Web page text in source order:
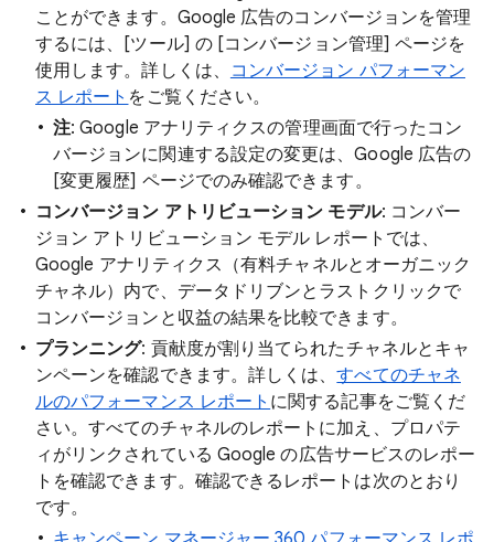
ことができます。Google 広告のコンバージョンを管理
するには、[ツール] の [コンバージョン管理] ページを
使用します。詳しくは、
コンバージョン パフォーマン
ス レポート をご覧ください。
注: Google アナリティクスの管理画面で行ったコン
バージョンに関連する設定の変更は、Google 広告の
[変更履歴] ページでのみ確認できます。
コンバージョン アトリビューション モデル: コンバー
ジョン アトリビューション モデル レポートでは、
Google アナリティクス（有料チャネルとオーガニック
チャネル）内で、データドリブンとラストクリックで
コンバージョンと収益の結果を比較できます。
プランニング: 貢献度が割り当てられたチャネルとキャ
ンペーンを確認できます。詳しくは、すべてのチャネ
ルのパフォーマンス レポート に関する記事をご覧くだ
さい。すべてのチャネルのレポートに加え、プロパテ
ィがリンクされている Google の広告サービスのレポー
トを確認できます。確認できるレポートは次のとおり
です。